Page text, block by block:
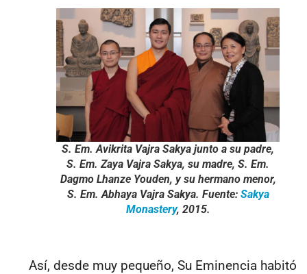
S. Em. Avikrita Vajra Sakya junto a su padre,
S. Em. Zaya Vajra Sakya, su madre, S. Em.
Dagmo Lhanze Youden, y su hermano menor,
S. Em. Abhaya Vajra Sakya. Fuente: Sakya
Monastery, 2015.
Así, desde muy pequeño, Su Eminencia habitó